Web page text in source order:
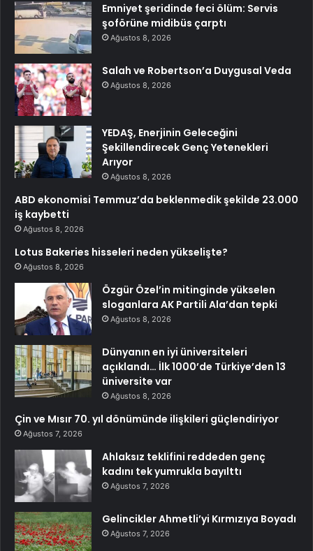
Emniyet şeridinde feci ölüm: Servis
şoförüne midibüs çarptı
Ağustos 8, 2026
Salah ve Robertson’a Duygusal Veda
Ağustos 8, 2026
YEDAŞ, Enerjinin Geleceğini
Şekillendirecek Genç Yetenekleri
Arıyor
Ağustos 8, 2026
ABD ekonomisi Temmuz’da beklenmedik şekilde 23.000
iş kaybetti
Ağustos 8, 2026
Lotus Bakeries hisseleri neden yükselişte?
Ağustos 8, 2026
Özgür Özel’in mitinginde yükselen
sloganlara AK Partili Ala’dan tepki
Ağustos 8, 2026
Dünyanın en iyi üniversiteleri
açıklandı… İlk 1000’de Türkiye’den 13
üniversite var
Ağustos 8, 2026
Çin ve Mısır 70. yıl dönümünde ilişkileri güçlendiriyor
Ağustos 7, 2026
Ahlaksız teklifini reddeden genç
kadını tek yumrukla bayılttı
Ağustos 7, 2026
Gelincikler Ahmetli’yi Kırmızıya Boyadı
Ağustos 7, 2026